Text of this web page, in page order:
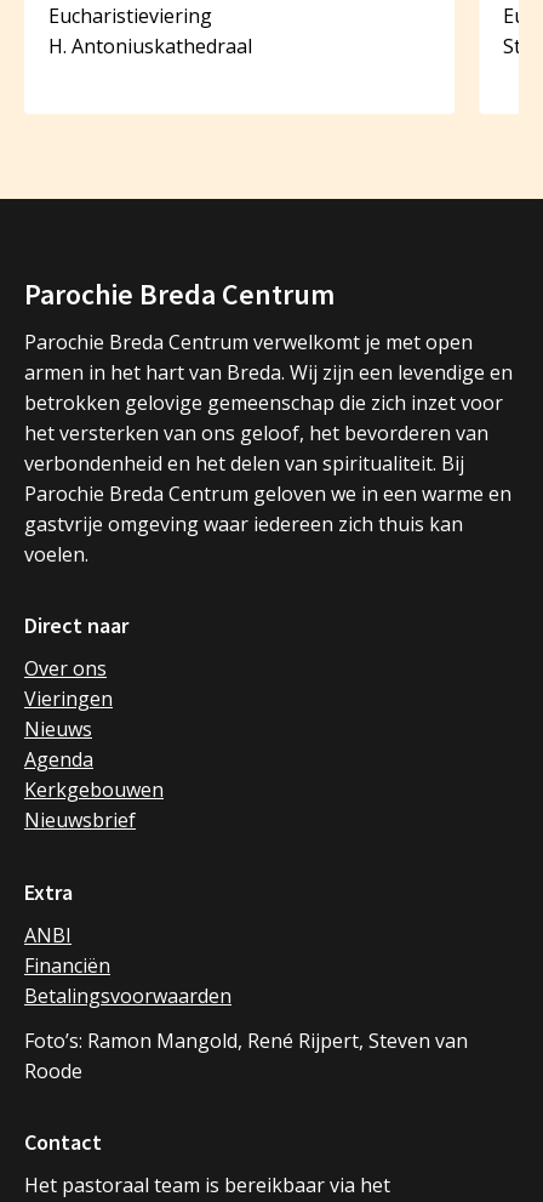
Eucharistieviering
H. Antoniuskathedraal
St.
Parochie Breda Centrum
Parochie Breda Centrum verwelkomt je met open
armen in het hart van Breda. Wij zijn een levendige en
betrokken gelovige gemeenschap die zich inzet voor
het versterken van ons geloof, het bevorderen van
verbondenheid en het delen van spiritualiteit. Bij
Parochie Breda Centrum geloven we in een warme en
gastvrije omgeving waar iedereen zich thuis kan
voelen.
Direct naar
Over ons
Vieringen
Nieuws
Agenda
Kerkgebouwen
Nieuwsbrief
Extra
ANBI
Financiën
Betalingsvoorwaarden
Foto’s: Ramon Mangold, René Rijpert, Steven van
Roode
Contact
Het pastoraal team is bereikbaar via het